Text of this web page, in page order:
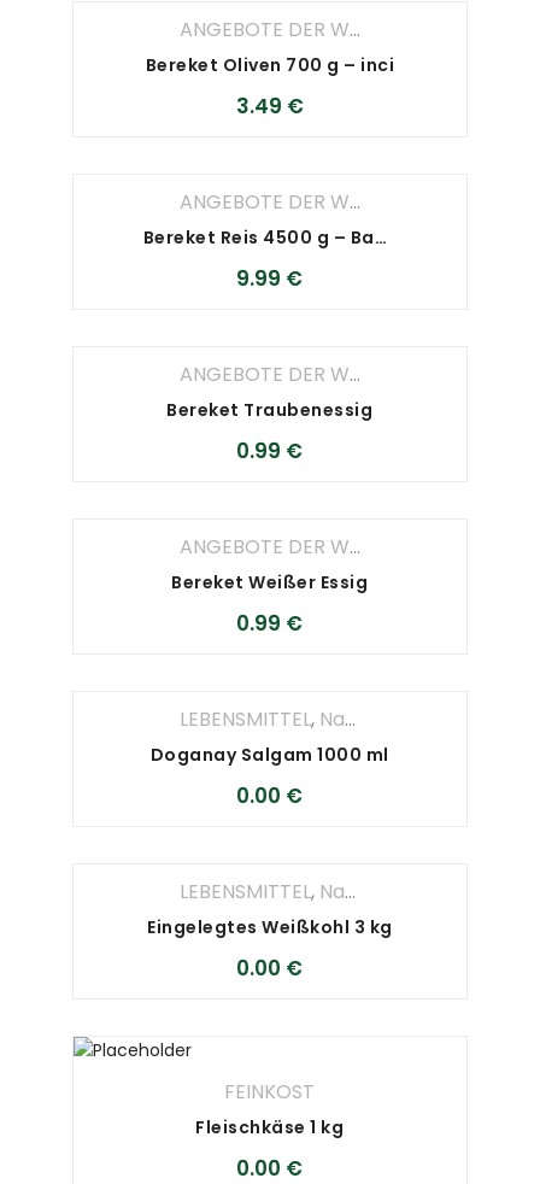
ANGEBOTE DER WOCHE
Bereket Oliven 700 g – inci
3.49 €
ANGEBOTE DER WOCHE
Bereket Reis 4500 g – Basmati Reis
9.99 €
ANGEBOTE DER WOCHE
Bereket Traubenessig
0.99 €
ANGEBOTE DER WOCHE
Bereket Weißer Essig
0.99 €
LEBENSMITTEL, Nahrungsmittel
Doganay Salgam 1000 ml
0.00 €
LEBENSMITTEL, Nahrungsmittel
Eingelegtes Weißkohl 3 kg
0.00 €
FEINKOST
Fleischkäse 1 kg
0.00 €